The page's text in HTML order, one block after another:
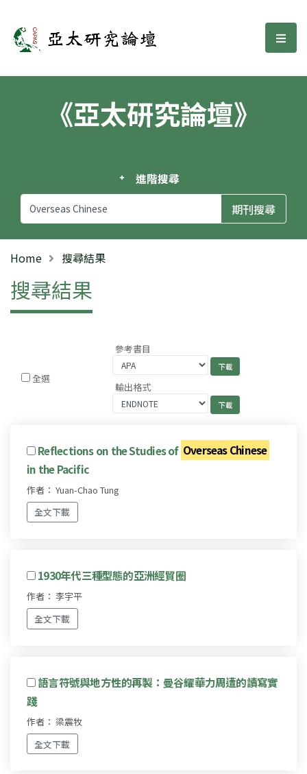
亞太研究論壇 選
《亞太研究論壇》
進階搜尋
Home 搜尋結果
搜尋結果
全選
參考書目
輸出格式
Reflections on the Studies of Overseas Chinese
in the Pacific
作者： Yuan-Chao Tung
全文下載
1930年代三種型態的亞洲經貿圈
作者： 李宇平
全文下載
語言符號與地方性的再製：曼谷耀華力周遭的讀寫實
踐
作者： 梁震牧
全文下載